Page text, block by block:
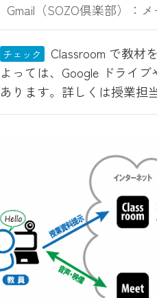
Gmail（SOZO倶楽部）：
チェック
Classroom で教材
よっては、Google ドライ
あります。詳しくは授業担